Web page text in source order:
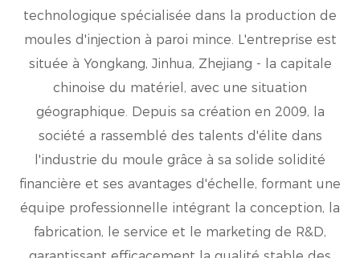
technologique spécialisée dans la production de
moules d'injection à paroi mince. L'entreprise est
située à Yongkang, Jinhua, Zhejiang - la capitale
chinoise du matériel, avec une situation
géographique. Depuis sa création en 2009, la
société a rassemblé des talents d'élite dans
l'industrie du moule grâce à sa solide solidité
financière et ses avantages d'échelle, formant une
équipe professionnelle intégrant la conception, la
fabrication, le service et le marketing de R&D,